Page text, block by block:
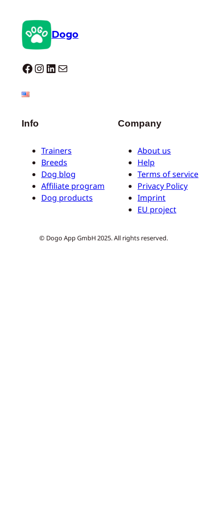
Dogo
Dogo facebook InstagramLinkedIn Mail
Info
Trainers
Breeds
Dog blog
Affiliate program
Dog products
Company
About us
Help
Terms of service
Privacy Policy
Imprint
EU project
© Dogo App GmbH 2025. All rights reserved.